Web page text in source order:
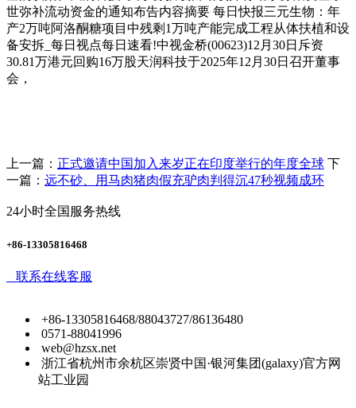
世弥补流动资金的通知布告内容摘要 每日快报三元生物：年
产2万吨阿洛酮糖项目中残剩1万吨产能完成工程从体扶植和设
备安拆_每日视点每日速看!中视金桥(00623)12月30日斥资
30.81万港元回购16万股天润科技于2025年12月30日召开董事
会，
上一篇： 正式邀请中国加入来岁正在印度举行的年度全球 下
一篇： 远不砂、用马肉猪肉假充驴肉判得沉47秒视频成环
24小时全国服务热线
+86-13305816468
联系在线客服
+86-13305816468/88043727/86136480
0571-88041996
web@hzsx.net
浙江省杭州市余杭区崇贤中国·银河集团(galaxy)官方网
站工业园